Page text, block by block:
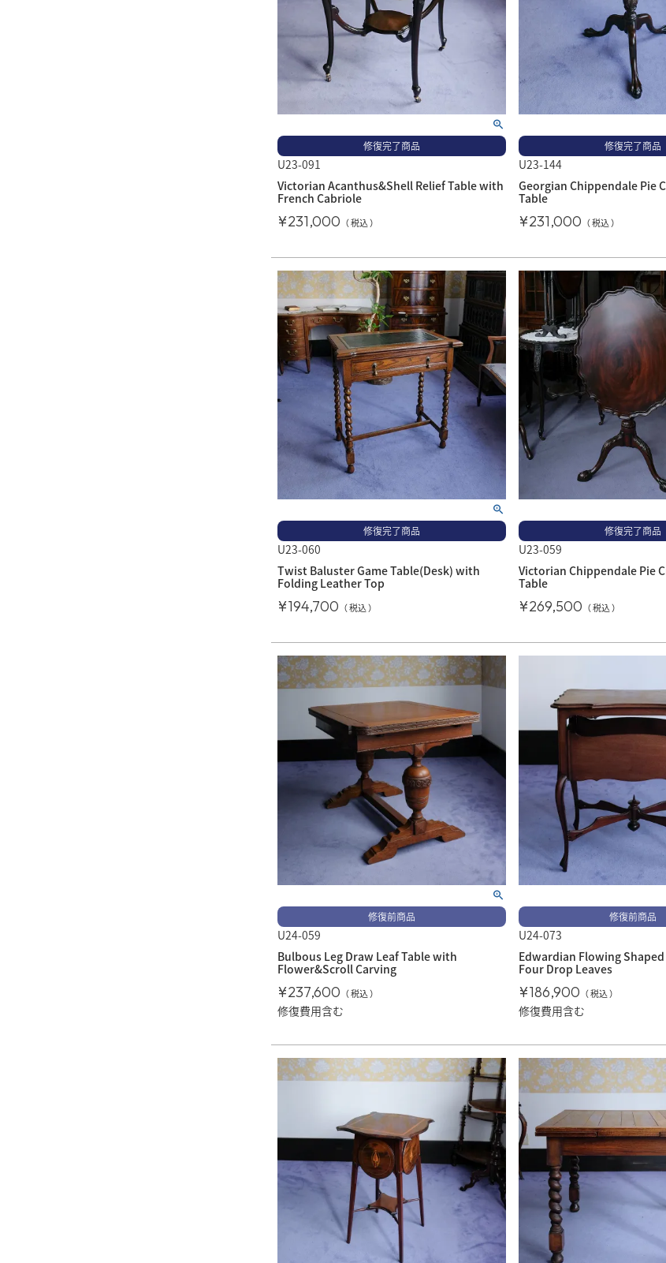
修復完了商品
U23-091
Victorian Acanthus&Shell Relief Table with
French Cabriole
¥231,000 税込
修復完了商品
U23-144
Georgian Chippendale Pie
Table
¥231,000 税込
修復完了商品
U23-060
Twist Baluster Game Table(Desk) with
Folding Leather Top
¥194,700 税込
修復完了商品
U23-059
Victorian Chippendale Pie
Table
¥269,500 税込
修復前商品
U24-059
Bulbous Leg Draw Leaf Table with
Flower&Scroll Carving
¥237,600 税込
修復費用含む
修復前商品
U24-073
Edwardian Flowing
Four Drop Leaves
¥186,900 税込
修復費用含む